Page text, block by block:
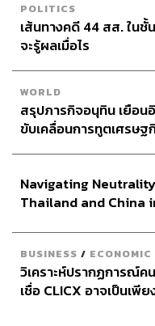
POLITICS
เส้นทางคดี 44 สส. ในชั้
จะรู้ผลเมื่อไร
WORLD
สรุปภารกิจอนุทิน เยือน
ขับเคลื่อนการทูตเศรษฐ
Navigating
Thailand and China
BUSINESS / ECONOMIC
วิเคราะห์ปรากฏการณ์
เชื่อ CLICX อาจเป็นเพี